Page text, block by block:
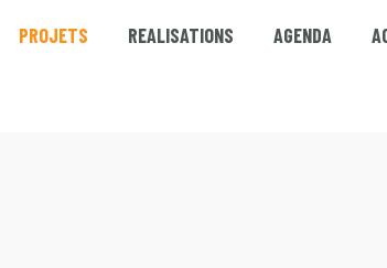
PROJETS REALISATIONS AGENDA